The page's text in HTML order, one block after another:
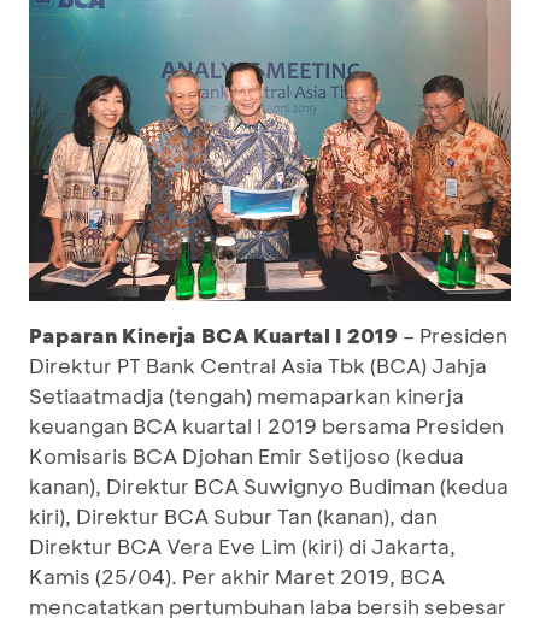
Paparan Kinerja BCA Kuartal I 2019 – Presiden
Direktur PT Bank Central Asia Tbk (BCA) Jahja
Setiaatmadja (tengah) memaparkan kinerja
keuangan BCA kuartal I 2019 bersama Presiden
Komisaris BCA Djohan Emir Setijoso (kedua
kanan), Direktur BCA Suwignyo Budiman (kedua
kiri), Direktur BCA Subur Tan (kanan), dan
Direktur BCA Vera Eve Lim (kiri) di Jakarta,
Kamis (25/04). Per akhir Maret 2019, BCA
mencatatkan pertumbuhan laba bersih sebesar